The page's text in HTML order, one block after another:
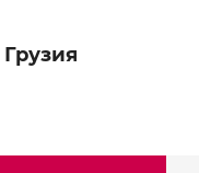
Грузия